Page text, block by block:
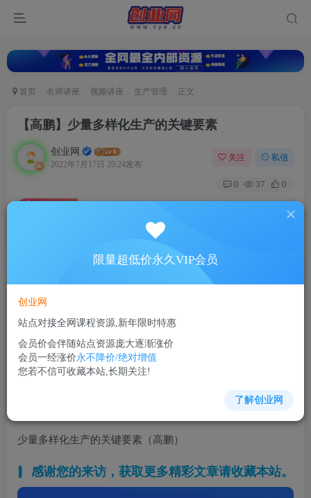
首页 名师讲座 视频讲座 生产管理 正文
【高鹏】少量多样化生产的关键要素
创业网
2022年7月17日 20:24发布
关注 私信
0 37 0
【高鹏】少量多样化生产的关键要素
此内容为付费资源，请付费后查看
5
超级会员
立即购买
您当前未登录！建议登陆后购买，可保存购买订单
少量多样化生产的关键要素（高鹏）
感谢您的来访，获取更多精彩文章请收藏本站。
限量超低价永久VIP会员
创业网
站点对接全网课程资源,新年限时特惠
会员价会伴随站点资源庞大逐渐涨价
会员一经涨价永不降价/绝对增值
您若不信可收藏本站,长期关注!
了解创业网